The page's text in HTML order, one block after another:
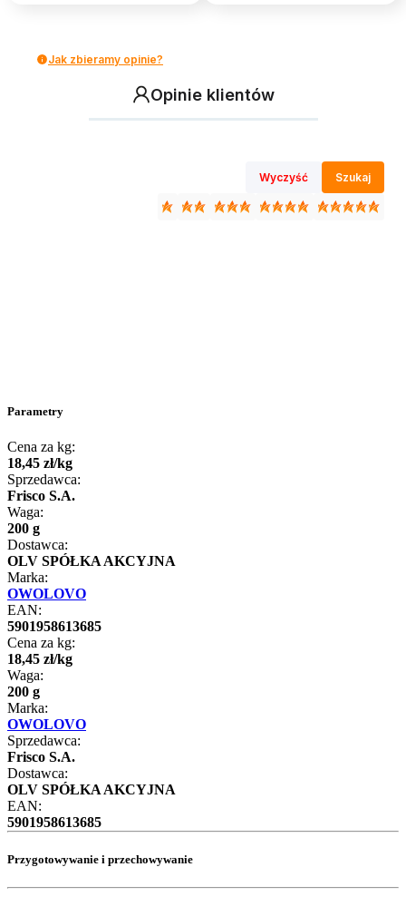
Jak zbieramy opinie?
Opinie klientów
Wyczyść Szukaj
Parametry
Cena za kg:
18,45 zł/kg
Sprzedawca:
Frisco S.A.
Waga:
200 g
Dostawca:
OLV SPÓŁKA AKCYJNA
Marka:
OWOLOVO
EAN:
5901958613685
Cena za kg:
18,45 zł/kg
Waga:
200 g
Marka:
OWOLOVO
Sprzedawca:
Frisco S.A.
Dostawca:
OLV SPÓŁKA AKCYJNA
EAN:
5901958613685
Przygotowywanie i przechowywanie